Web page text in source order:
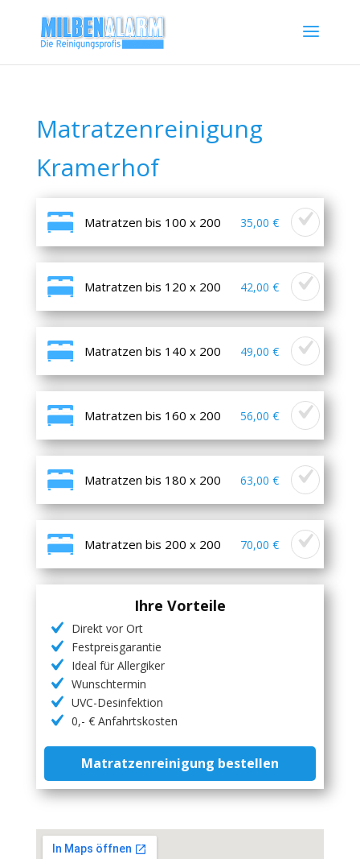
Matratzenreinigung
Kramerhof
Matratzen bis 100 x 200 35,00 €
Matratzen bis 120 x 200 42,00 €
Matratzen bis 140 x 200 49,00 €
Matratzen bis 160 x 200 56,00 €
Matratzen bis 180 x 200 63,00 €
Matratzen bis 200 x 200 70,00 €
Ihre Vorteile
Direkt vor Ort
Festpreisgarantie
Ideal für Allergiker
Wunschtermin
UVC-Desinfektion
0,- € Anfahrtskosten
Matratzenreinigung bestellen